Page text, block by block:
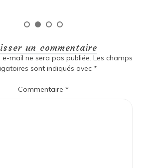
un commentaire
mail ne sera pas publiée. Les champs
sont indiqués avec *
Commentaire *